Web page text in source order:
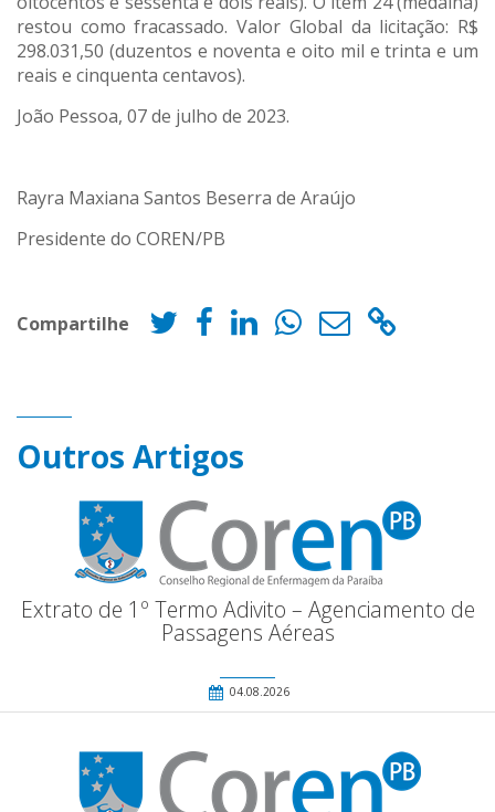
restou como fracassado. Valor Global da licitação: R$
298.031,50 (duzentos e noventa e oito mil e trinta e um
reais e cinquenta centavos).
João Pessoa, 07 de julho de 2023.
Rayra Maxiana Santos Beserra de Araújo
Presidente do COREN/PB
Compartilhe
Outros Artigos
Extrato de 1º Termo Adivito – Agenciamento de
Passagens Aéreas
04.08.2026